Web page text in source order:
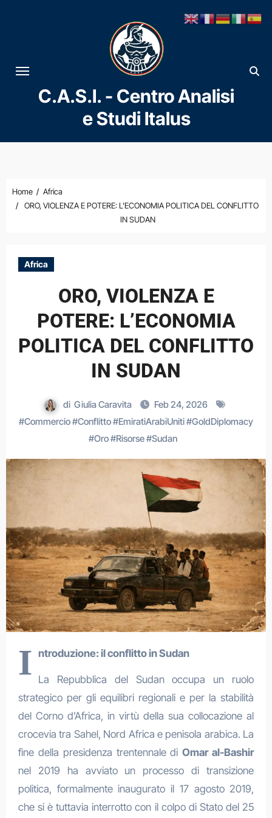
al
contenuto
C.A.S.I. - Centro Analisi
e Studi Italus
Home
Africa
ORO, VIOLENZA E POTERE: L’ECONOMIA POLITICA DEL CONFLITTO
IN SUDAN
Africa
ORO, VIOLENZA E
POTERE: L’ECONOMIA
POLITICA DEL CONFLITTO
IN SUDAN
di Giulia Caravita
Feb 24, 2026
#Commercio#Conflitto#EmiratiArabiUniti#GoldDiplomacy
#Oro#Risorse#Sudan
I ntroduzione: il conflitto in Sudan
La Repubblica del Sudan occupa un ruolo
strategico per gli equilibri regionali e per la stabilità
del Corno d’Africa, in virtù della sua collocazione al
crocevia tra Sahel, Nord Africa e penisola arabica. La
fine della presidenza trentennale diOmar al-Bashir
nel 2019 ha avviato un processo di transizione
politica, formalmente inaugurato il 17 agosto 2019,
che si è tuttavia interrotto con il colpo di Stato del 25